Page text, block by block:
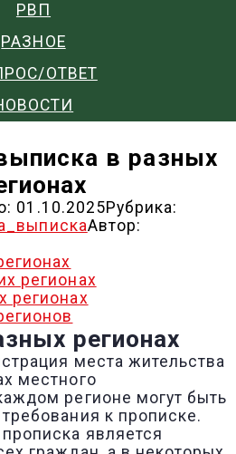
РВП
РАЗНОЕ
ОТВЕТ
в разных
01.10.2025Рубрика:
Автор:
регионах
регионах
регионах
места жительства
местного
регионе могут быть
к прописке.
является